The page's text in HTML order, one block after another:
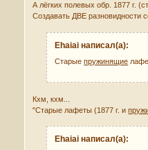
А лёгких полевых обр. 1877 г.
Создавать ДВЕ
Ehaiai написал(а):
Старыепружинящие
Кхм, кхм...
"Старые лафеты (1877 г. и
Ehaiai написал(а):